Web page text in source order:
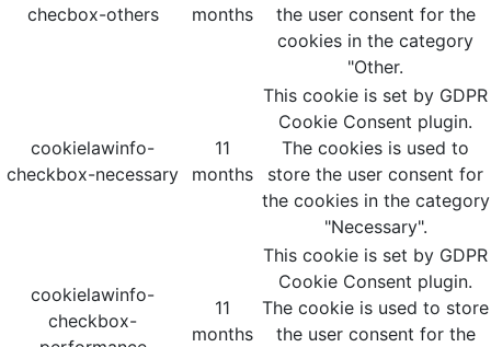
checbox-others
months
the user consent for the
cookies in the category
"Other.
cookielawinfo-
checkbox-necessary
11
months
This cookie is set by GDPR
Cookie Consent plugin.
The cookies is used to
store the user consent for
the cookies in the category
"Necessary".
cookielawinfo-
checkbox-
11
months
This cookie is set by GDPR
Cookie Consent plugin.
The cookie is used to store
the user consent for the